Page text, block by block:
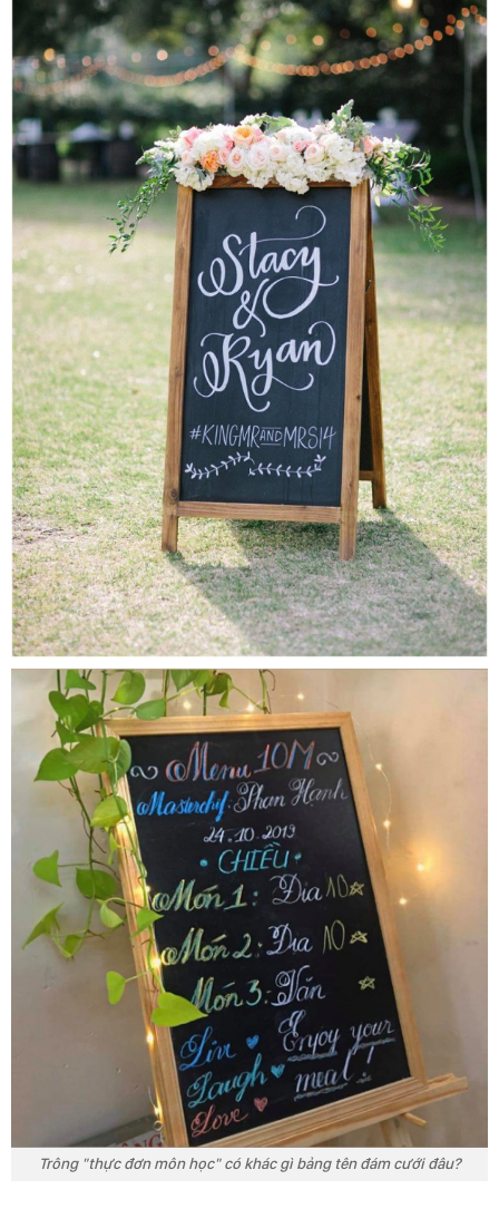
Trông "thực đơn môn học" có khác gì bảng tên đám cưới đâu?